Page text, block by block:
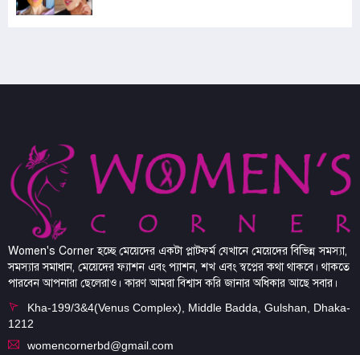
Women's Corner হচ্ছে মেয়েদের একটা প্লাটফর্ম যেখানে মেয়েদের বিভিন্ন সমস্যা,
সমস্যার সমাধান, মেয়েদের ফ্যাশন এবং প্যাশন, শখ এবং স্বপ্নের কথা থাকবে। থাকতে
পারবেন আপনারা ছেলেরাও। কারণ আমরা বিশ্বাস করি জানার অধিকার আছে সবার।
Kha-199/3&4(Venus Complex), Middle Badda, Gulshan, Dhaka-
1212
womencornerbd@gmail.com